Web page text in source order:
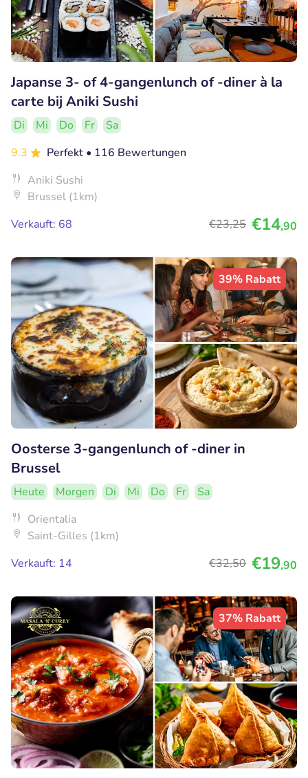
Japanse 3- of 4-gangenlunch of -diner à la
carte bij Aniki Sushi
Di Mi Do Fr
Sa
9.3
Perfekt • 116 Bewertungen
Aniki Sushi
Brussel (1km)
Verkauft: 68
€23,25 €14,90
39% Rabatt
Oosterse 3-gangenlunch of -diner in
Brussel
Heute Morgen Di Mi Do Fr
Sa
Orientalia
Saint-Gilles (1km)
Verkauft: 14
€32,50 €19,90
37% Rabatt